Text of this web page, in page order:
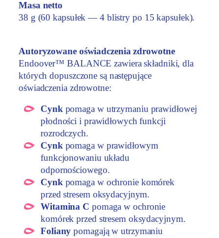
Masa netto
38 g (60 kapsułek — 4 blistry po 15 kapsułek).
Autoryzowane oświadczenia zdrowotne
Endoover™ BALANCE zawiera składniki, dla
których dopuszczone są następujące
oświadczenia zdrowotne:
Cynkpomaga w utrzymaniu prawidłowej
płodności i prawidłowych funkcji
rozrodczych.
Cynkpomaga w prawidłowym
funkcjonowaniu układu
odpornościowego.
Cynkpomaga w ochronie komórek
przed stresem oksydacyjnym.
Witamina C pomaga w ochronie
komórek przed stresem oksydacyjnym.
Foliany pomagają w utrzymaniu